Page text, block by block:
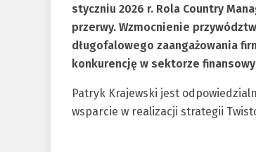
styczniu 2026 r. Rola Country
przerwy. Wzmocnienie
długofalowego zaangażowania
konkurencję w sektorze
Patryk Krajewski jest
wsparcie w realizacji strategii